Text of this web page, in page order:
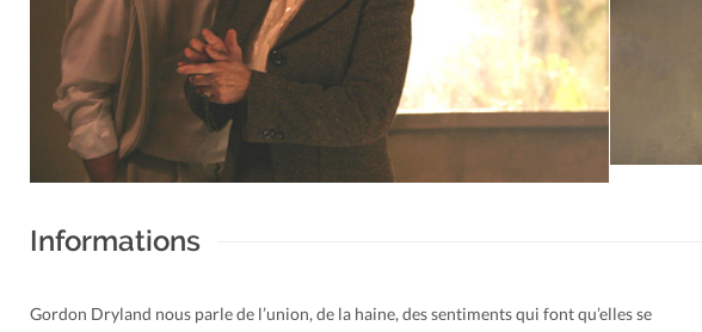
Informations
Gordon Dryland nous parle de l’union, de la haine, des sentiments qui font qu’elles se